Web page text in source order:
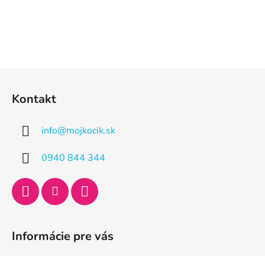
Kontakt
info@mojkocik.sk
0940 844 344
Informácie pre vás